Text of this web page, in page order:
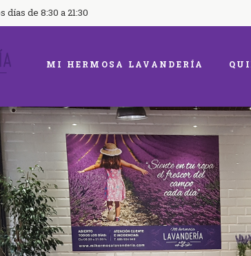
de 8:30 a 21:30
MI HERMOSA LAVANDERÍA